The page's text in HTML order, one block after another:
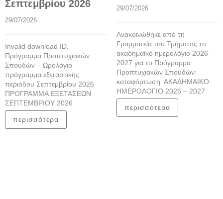
Σεπτεμβρίου 2026
29/07/2026
Invalid download ID.
Πρόγραμμα Προπτυχιακών
Σπουδών – Ωρολόγιο
πρόγραμμα εξεταστικής
περιόδου Σεπτεμβρίου 2026
ΠΡΟΓΡΑΜΜΑ ΕΞΕΤΑΣΕΩΝ
ΣΕΠΤΕΜΒΡΙΟΥ 2026
περισσότερα
29/07/2026
Ανακοινώθηκε από τη
Γραμματεία του Τμήματος το
ακαδημαϊκό ημερολόγιο 2026-
2027 για το Πρόγραμμα
Προπτυχιακών Σπουδών:
καταφόρτωση ΑΚΑΔΗΜΑΙΚΟ
ΗΜΕΡΟΛΟΓΙΟ 2026 – 2027
περισσότερα